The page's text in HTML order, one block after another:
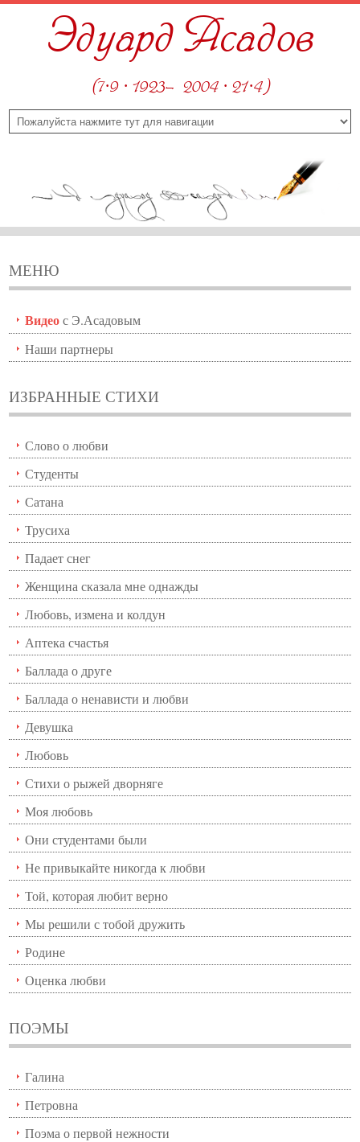
Эдуард Асадов
(7·9 · 1923—2004 · 21·4)
МЕНЮ
Видеос Э.Асадовым
Наши партнеры
ИЗБРАННЫЕ СТИХИ
Слово о любви
Студенты
Сатана
Трусиха
Падает снег
Женщина сказала мне однажды
Любовь, измена и колдун
Аптека счастья
Баллада о друге
Баллада о ненависти и любви
Девушка
Любовь
Стихи о рыжей дворняге
Моя любовь
Они студентами были
Не привыкайте никогда к любви
Той, которая любит верно
Мы решили с тобой дружить
Родине
Оценка любви
ПОЭМЫ
Галина
Петровна
Поэма о первой нежности